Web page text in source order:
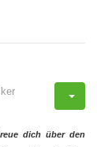
dich über den